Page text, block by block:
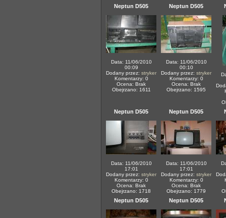
Neptun D505
Data: 11/06/2010
00:09
Dodany przez: stryker
Komentarzy: 0
Ocena: Brak
Obejrzano: 1611
Neptun D505
Data: 11/06/2010
00:10
Dodany przez: stryker
Komentarzy: 0
Ocena: Brak
Obejrzano: 1595
Neptun D505
Data: 11/06/2010
17:01
Dodany przez: stryker
Komentarzy: 0
Ocena: Brak
Obejrzano: 1718
Neptun D505
Data: 11/06/2010
17:01
Dodany przez: stryker
Komentarzy: 0
Ocena: Brak
Obejrzano: 1779
Neptun D505 Neptun D505